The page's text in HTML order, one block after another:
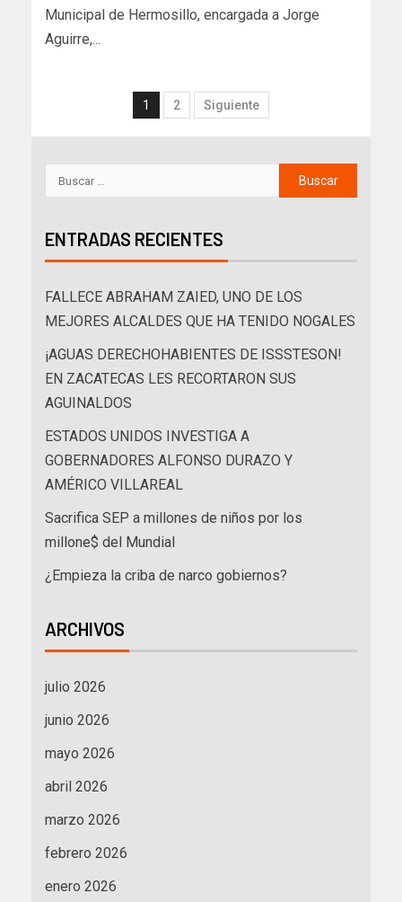
Municipal de Hermosillo, encargada a Jorge
Aguirre,...
1 2 Siguiente
ENTRADAS RECIENTES
FALLECE ABRAHAM ZAIED, UNO DE LOS
MEJORES ALCALDES QUE HA TENIDO NOGALES
¡AGUAS DERECHOHABIENTES DE ISSSTESON!
EN ZACATECAS LES RECORTARON SUS
AGUINALDOS
ESTADOS UNIDOS INVESTIGA A
GOBERNADORES ALFONSO DURAZO Y
AMÉRICO VILLAREAL
Sacrifica SEP a millones de niños por los
millone$ del Mundial
¿Empieza la criba de narco gobiernos?
ARCHIVOS
julio 2026
junio 2026
mayo 2026
abril 2026
marzo 2026
febrero 2026
enero 2026